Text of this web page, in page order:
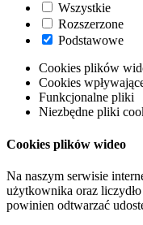
Wszystkie
Rozszerzone
Podstawowe
Cookies plików
Cookies
Funkcjonalne pliki
Niezbędne pliki
Cookies plików wideo
Na naszym serwisie
użytkownika oraz
powinien odtwarzać